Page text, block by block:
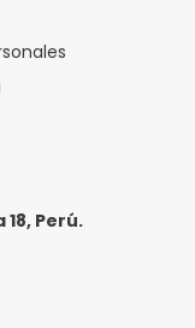
Perú.